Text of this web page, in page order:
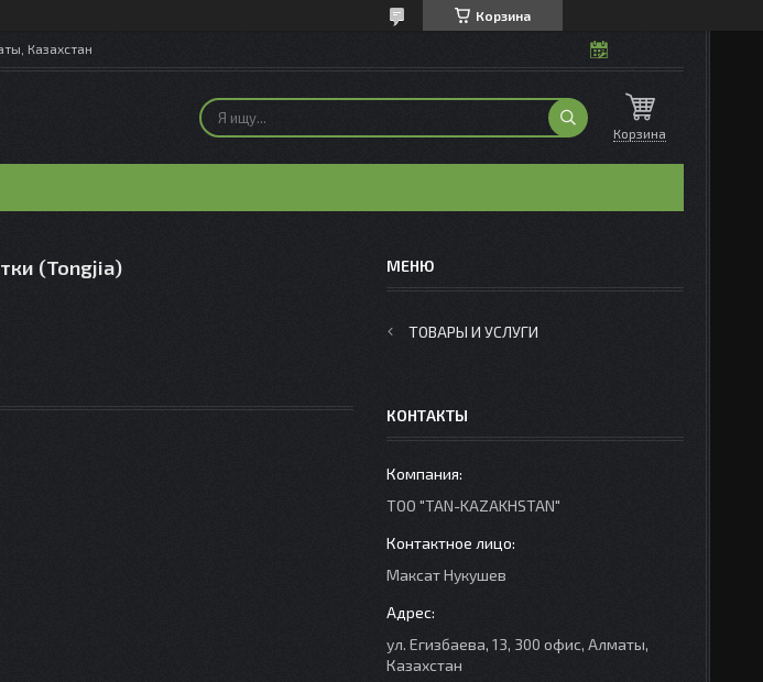
Корзина
Казахстан
Корзина
(Tongjia)
ТОВАРЫ И УСЛУГИ
КОНТАКТЫ
ТОО "TAN-KAZAKHSTAN"
Максат Нукушев
ул. Егизбаева, 13, 300 офис, Алматы,
Казахстан